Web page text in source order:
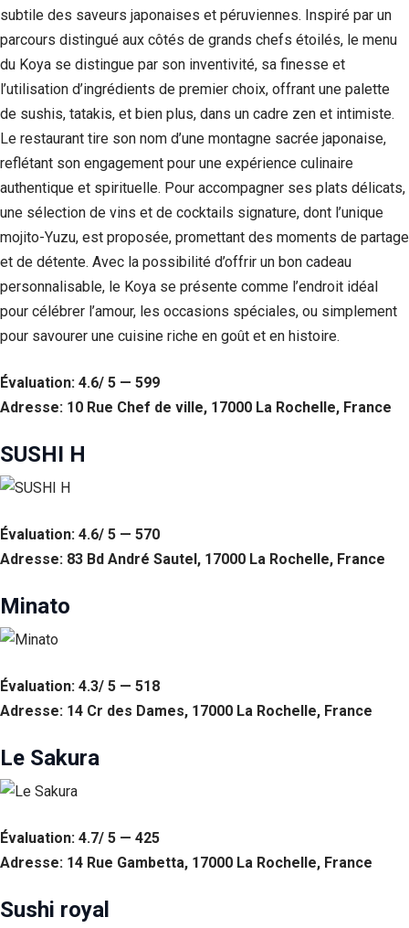
subtile des saveurs japonaises et péruviennes. Inspiré par un
parcours distingué aux côtés de grands chefs étoilés, le menu
du Koya se distingue par son inventivité, sa finesse et
l’utilisation d’ingrédients de premier choix, offrant une palette
de sushis, tatakis, et bien plus, dans un cadre zen et intimiste.
Le restaurant tire son nom d’une montagne sacrée japonaise,
reflétant son engagement pour une expérience culinaire
authentique et spirituelle. Pour accompagner ses plats délicats,
une sélection de vins et de cocktails signature, dont l’unique
mojito-Yuzu, est proposée, promettant des moments de partage
et de détente. Avec la possibilité d’offrir un bon cadeau
personnalisable, le Koya se présente comme l’endroit idéal
pour célébrer l’amour, les occasions spéciales, ou simplement
pour savourer une cuisine riche en goût et en histoire.
Évaluation: 4.6/ 5 — 599
Adresse: 10 Rue Chef de ville, 17000 La Rochelle, France
SUSHI H
Évaluation: 4.6/ 5 — 570
Adresse: 83 Bd André Sautel, 17000 La Rochelle, France
Minato
Évaluation: 4.3/ 5 — 518
Adresse: 14 Cr des Dames, 17000 La Rochelle, France
Le Sakura
Évaluation: 4.7/ 5 — 425
Adresse: 14 Rue Gambetta, 17000 La Rochelle, France
Sushi royal
Nécessaire
sont pas
facultatifs. Ils
nécessaires au
du site Web.
Afin que
puissions
fonctionnalité
et la structure
du site Web,
de la façon
dont le site
Web est
utilisé.
Experience
site Web
fonctionne
possible lors
Si vous
cookies,
fonctionnalités
disparaîtront